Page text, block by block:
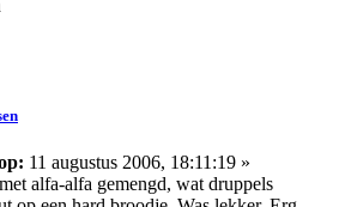
11 augustus 2006, 18:11:19 »
alfa-alfa gemengd, wat druppels